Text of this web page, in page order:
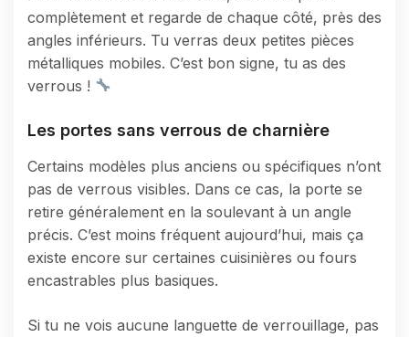
complètement et regarde de chaque côté, près des
angles inférieurs. Tu verras deux petites pièces
métalliques mobiles. C’est bon signe, tu as des
verrous !
Les portes sans verrous de charnière
Certains modèles plus anciens ou spécifiques n’ont
pas de verrous visibles. Dans ce cas, la porte se
retire généralement en la soulevant à un angle
précis. C’est moins fréquent aujourd’hui, mais ça
existe encore sur certaines cuisinières ou fours
encastrables plus basiques.
Si tu ne vois aucune languette de verrouillage, pas